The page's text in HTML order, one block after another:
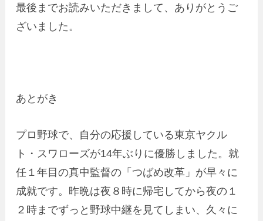
最後までお読みいただきまして、ありがとうご
ざいました。
あとがき
プロ野球で、自分の応援している東京ヤクル
ト・スワローズが14年ぶりに優勝しました。就
任１年目の真中監督の「つばめ改革」が早々に
成就です。昨晩は夜８時に帰宅してから夜の１
２時までずっと野球中継を見てしまい、久々に